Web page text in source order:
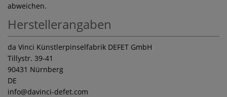
abweichen.
Herstellerangaben
da Vinci Künstlerpinselfabrik DEFET GmbH
Tillystr. 39-41
90431 Nürnberg
DE
info@davinci-defet.com